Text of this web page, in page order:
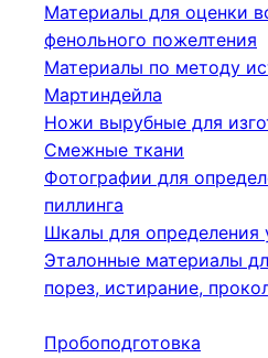
Материалы для оценки
фенольного пожелтения
Материалы по методу
Мартиндейла
Ножи вырубные для
Смежные ткани
Фотографии для
пиллинга
Шкалы для определения
Эталонные материалы
порез, истирание,
Пробоподготовка